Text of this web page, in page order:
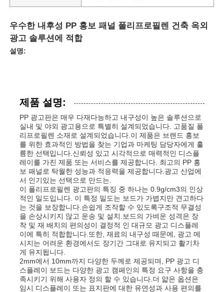
우수한 내후성 PP 홍보 패널 폴리프로필렌 건축 옥외
광고 솔루션에 적합
설명:
제품 설명:
PP 광고판은 매우 다재다능하고 내구성이 높은 솔루션으로
실내 및 야외 광고용으로 특별히 설계되었습니다. 고품질 폴
리프로필렌 소재로 설계되었습니다.이 제품은 브랜드 홍보
를 위한 효과적인 방법을 찾는 기업과 마케팅 담당자에게 훌
륭한 선택입니다.신뢰성 있고 시각적으로 매력적인 디스플
레이를 가진 제품 또는 서비스를 제공합니다. 최고의 PP 홍
보 패널로 탁월한 성능과 적응력을 제공합니다.광고 산업에
서 인기있는 선택으로 만드는.
이 폴리프로필렌 광고판의 특징 중 하나는 0.9g/cm3의 인상
적인 밀도입니다. 이 특정 밀도는 보드가 가볍지만 견고하다
는 것을 보장합니다.손쉽게 조작할 수 있도록구조적 무결성
을 손상시키지 않고 운송 및 설치.보드의 가벼운 성격은 장
착 및 재 배치의 편의성이 결정적 인 대규모 광고 디스플레
이에 특히 적합합니다.또한, 재료의 내구성 때문에, 광고 메
시지는 어려운 환경에서도 장기간 그대로 유지되고 활기차
게 유지됩니다.
2mm에서 10mm까지 다양한 두께로 제공되며, PP 광고 디
스플레이 보드는 다양한 광고 캠페인의 특정 요구 사항을 충
족시키기 위해 사용자 정의 할 수 있습니다.더 얇은 옵션은
임시 디스플레이 또는 표지판에 대한 유연성과 사용 편의를